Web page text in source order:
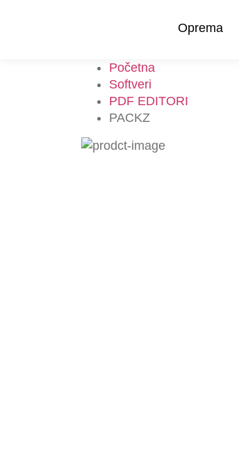
Oprema
Početna
Softveri
PDF EDITORI
PACKZ